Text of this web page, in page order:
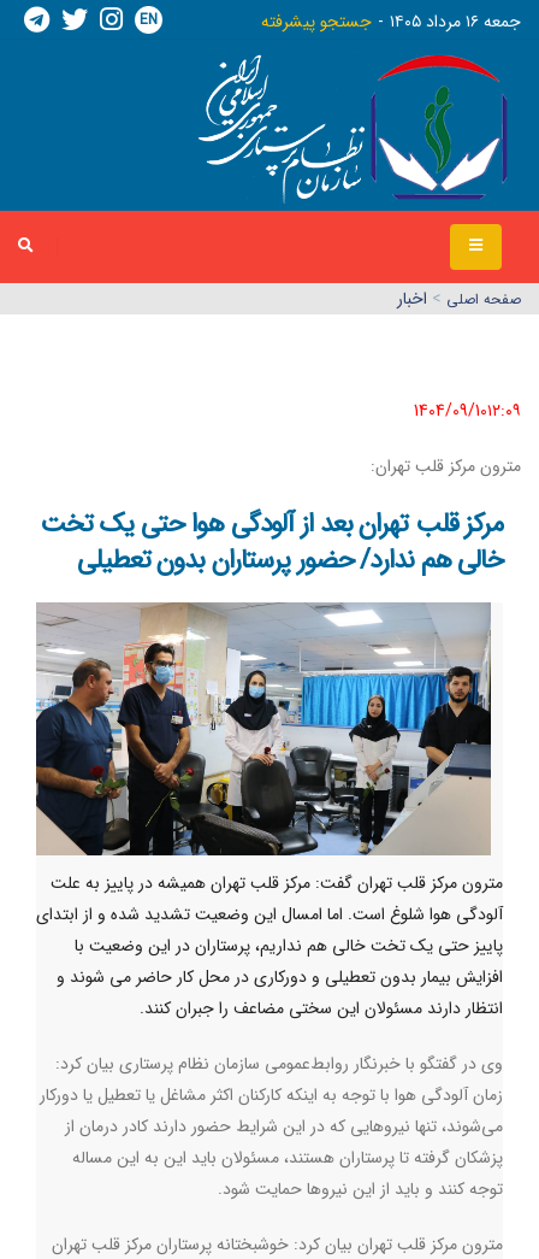
جمعه ١٦ مرداد ١٤٠٥ جستجو پیشرفته EN
صفحه اصلي > اخبار
1404/09/10١٢:٠٩
مترون مرکز قلب تهران:
مرکز قلب تهران بعد از آلودگی هوا حتی یک تخت
خالی هم ندارد/ حضور پرستاران بدون تعطیلی
مترون مرکز قلب تهران گفت: مرکز قلب تهران همیشه در پاییز به علت
آلودگی هوا شلوغ است. اما امسال این وضعیت تشدید شده و از ابتدای
پاییز حتی یک تخت خالی هم نداریم، پرستاران در این وضعیت با
افزایش بیمار بدون تعطیلی و دورکاری در محل کار حاضر می شوند و
انتظار دارند مسئولان این سختی مضاعف را جبران کنند.
وی در گفتگو با خبرنگار روابط‌عمومی سازمان نظام پرستاری بیان کرد:
زمان آلودگی هوا با توجه به اینکه کارکنان اکثر مشاغل یا تعطیل یا دورکار
می‌شوند، تنها نیروهایی که در این شرایط حضور دارند کادر درمان از
پزشکان گرفته تا پرستاران هستند، مسئولان باید این به این مساله
توجه کنند و باید از این نیروها حمایت شود.
مترون مرکز قلب تهران بیان کرد: خوشبختانه پرستاران مرکز قلب تهران